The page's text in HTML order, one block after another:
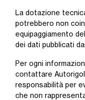
La dotazione
potrebbero non
equipaggiamento
dei dati pubblicati
Per ogni
contattare
responsabilità per
che non